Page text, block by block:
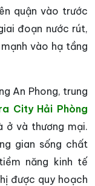
quận vào trước
đoạn nước rút,
vào hạ tầng
An Phong, trung
City Hải Phòng
ở và thương mại.
gian sống chất
năng kinh tế
được quy hoạch